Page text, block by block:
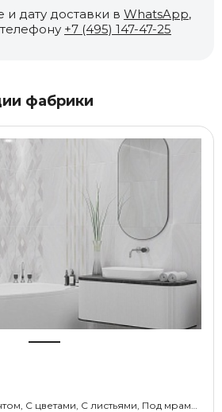
и дату доставки в WhatsApp,
+7 (495) 147-47-25
фабрики
Под обои, с орнаментом, С цветами, С листьями, Под мрамор, Под оникс